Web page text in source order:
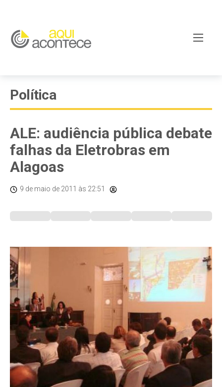
Política
ALE: audiência pública debate
falhas da Eletrobras em
Alagoas
9 de maio de 2011 às 22:51